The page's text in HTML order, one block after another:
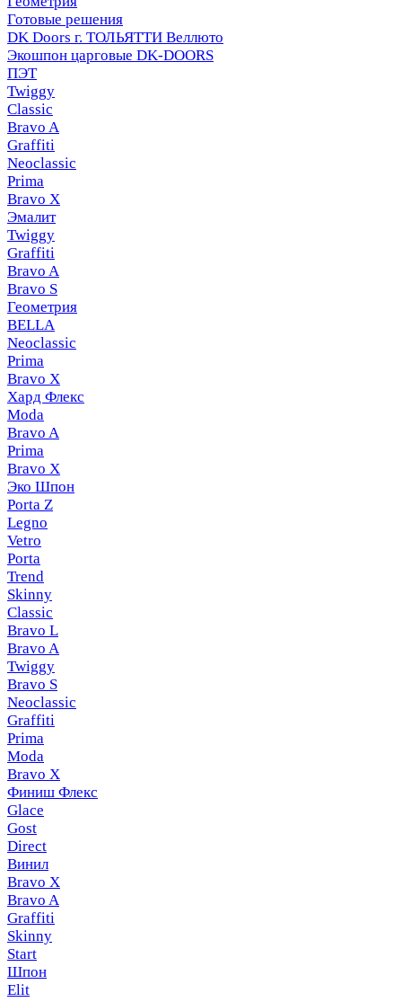
Готовые решения
DK Doors г. ТОЛЬЯТТИ Веллюто
Экошпон царговые DK-DOORS
ПЭТ
Twiggy
Classic
Bravo A
Graffiti
Neoclassic
Prima
Bravo X
Эмалит
Twiggy
Graffiti
Bravo A
Bravo S
Геометрия
BELLA
Neoclassic
Prima
Bravo X
Хард Флекс
Moda
Bravo A
Prima
Bravo X
Эко Шпон
Porta Z
Legno
Vetro
Porta
Trend
Skinny
Classic
Bravo L
Bravo A
Twiggy
Bravo S
Neoclassic
Graffiti
Prima
Moda
Bravo X
Финиш Флекс
Glace
Gost
Direct
Винил
Bravo X
Bravo A
Graffiti
Skinny
Start
Шпон
Elit